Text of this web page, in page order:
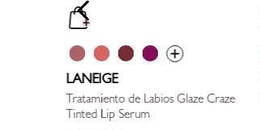
LANEIGE
Tratamiento de Labios Glaze Craze
Tinted Lip Serum